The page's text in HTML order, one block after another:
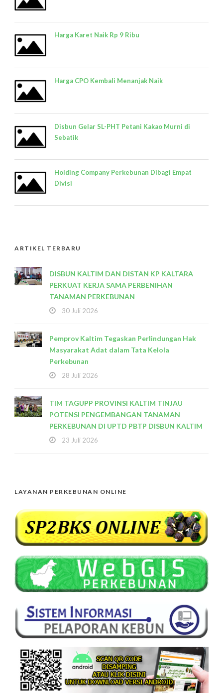
Harga Karet Naik Rp 9 Ribu
Harga CPO Kembali Menanjak Naik
Disbun Gelar SL-PHT Petani Kakao Murni di
Sebatik
Holding Company Perkebunan Dibagi Empat
Divisi
ARTIKEL TERBARU
DISBUN KALTIM DAN DISTAN KP KALTARA
PERKUAT KERJA SAMA PERBENIHAN
TANAMAN PERKEBUNAN
30 Juli 2026
Pemprov Kaltim Tegaskan Perlindungan Hak
Masyarakat Adat dalam Tata Kelola
Perkebunan
28 Juli 2026
TIM TAGUPP PROVINSI KALTIM TINJAU
POTENSI PENGEMBANGAN TANAMAN
PERKEBUNAN DI UPTD PBTP DISBUN KALTIM
23 Juli 2026
LAYANAN PERKEBUNAN ONLINE